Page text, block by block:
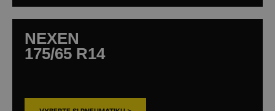
NEXEN
175/65 R14